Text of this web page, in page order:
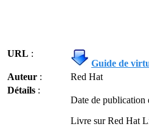
URL :
Guide de
Auteur :
Red Hat
Détails :
Date de publication
Livre sur Red Hat